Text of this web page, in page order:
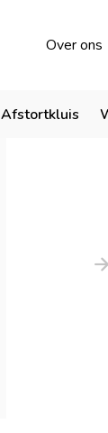
Over ons
Afstortkluis